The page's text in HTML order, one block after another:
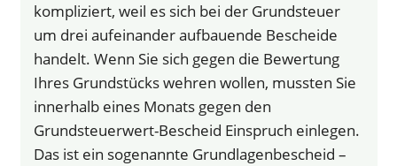
kompliziert, weil es sich bei der Grundsteuer
um drei aufeinander aufbauende Bescheide
handelt. Wenn Sie sich gegen die Bewertung
Ihres Grundstücks wehren wollen, mussten Sie
innerhalb eines Monats gegen den
Grundsteuerwert-Bescheid Einspruch einlegen.
Das ist ein sogenannte Grundlagenbescheid –